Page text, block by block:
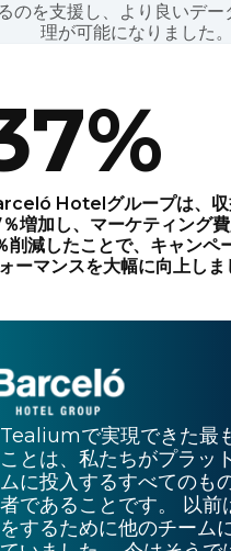
のを支援し、より良いデー
理が可能になりました。
Hotelグループは、収
増加し、マーケティング
削減したことで、キャンペ
ーマンスを大幅に向上しま
Tealiumで実現できた最
とは、私たちがプラッ
に投入するすべてのも
であることです。 以前
するために他のチーム